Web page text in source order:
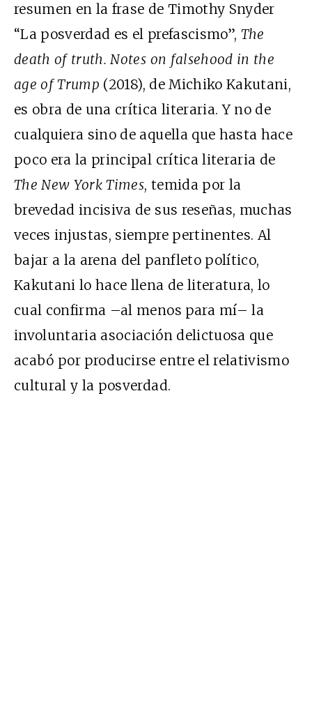
resumen en la frase de Timothy Snyder
“La posverdad es el prefascismo”, The
death of truth. Notes on falsehood in the
age of Trump (2018), de Michiko Kakutani,
es obra de una crítica literaria. Y no de
cualquiera sino de aquella que hasta hace
poco era la principal crítica literaria de
The New York Times, temida por la
brevedad incisiva de sus reseñas, muchas
veces injustas, siempre pertinentes. Al
bajar a la arena del panfleto político,
Kakutani lo hace llena de literatura, lo
cual confirma –al menos para mí– la
involuntaria asociación delictuosa que
acabó por producirse entre el relativismo
cultural y la posverdad.